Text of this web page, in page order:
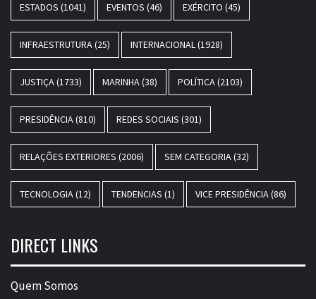
ESTADOS (1041) EVENTOS (46) EXÉRCITO (45)
INFRAESTRUTURA(25) INTERNACIONAL(1928)
JUSTIÇA(1733) MARINHA(38) POLÍTICA(2103)
PRESIDÊNCIA(810) REDES SOCIAIS (301)
RELAÇÕES EXTERIORES (2006) SEM CATEGORIA(32)
TECNOLOGIA(12) TENDENCIAS (1) VICE PRESIDÊNCIA(86)
DIRECT LINKS
Quem Somos